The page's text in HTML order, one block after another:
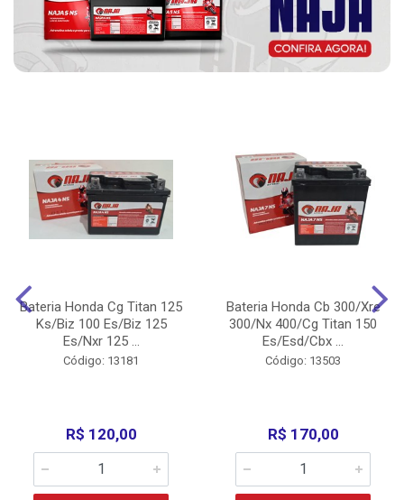
Bateria Honda Cg Titan 125
Ks/Biz 100 Es/Biz 125
Es/Nxr 125 ...
Código: 13181
R$ 120,00
Bateria Honda Cb 300/Xre
300/Nx 400/Cg Titan 150
Es/Esd/Cbx ...
Código: 13503
R$ 170,00